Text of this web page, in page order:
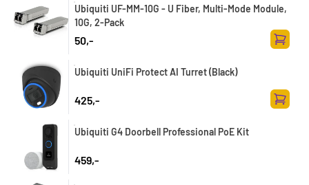
Ubiquiti UF-MM-10G - U Fiber, Multi-Mode Module,
10G, 2-Pack
50,-
Ubiquiti UniFi Protect AI Turret (Black)
425,-
Ubiquiti G4 Doorbell Professional PoE Kit
459,-